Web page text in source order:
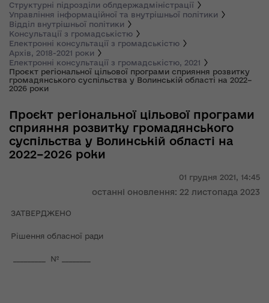
Структурні підрозділи облдержадміністрації
Управління інформаційної та внутрішньої політики
Відділ внутрішньої політики
Консультації з громадськістю
Електронні консультації з громадськістю
Архів, 2018-2021 роки
Електронні консультації з громадськістю, 2021
Проєкт регіональної цільової програми сприяння розвитку
громадянського суспільства у Волинській області на 2022–
2026 роки
01 грудня 2021, 14:45
останні оновлення: 22 листопада 2023
Проєкт регіональної цільової програми
сприяння розвитку громадянського
суспільства у Волинській області на
2022–2026 роки
ЗАТВЕРДЖЕНО
Рішення обласної ради
_________ № ________